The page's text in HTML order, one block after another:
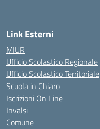
Link Esterni
MIUR
Ufficio Scolastico Regionale
Ufficio Scolastico Territoriale
Scuola in Chiaro
Iscrizioni On Line
Invalsi
Comune